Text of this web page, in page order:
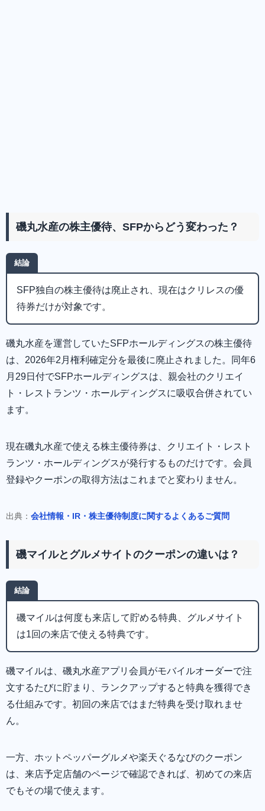
磯丸水産の株主優待、SFPからどう変わった？
結論
SFP独自の株主優待は廃止され、現在はクリレスの優
待券だけが対象です。
磯丸水産を運営していたSFPホールディングスの株主優待
は、2026年2月権利確定分を最後に廃止されました。同年6
月29日付でSFPホールディングスは、親会社のクリエイ
ト・レストランツ・ホールディングスに吸収合併されてい
ます。
現在磯丸水産で使える株主優待券は、クリエイト・レスト
ランツ・ホールディングスが発行するものだけです。会員
登録やクーポンの取得方法はこれまでと変わりません。
出典： 会社情報・IR・株主優待制度に関するよくあるご質問
磯マイルとグルメサイトのクーポンの違いは？
結論
磯マイルは何度も来店して貯める特典、グルメサイト
は1回の来店で使える特典です。
磯マイルは、磯丸水産アプリ会員がモバイルオーダーで注
文するたびに貯まり、ランクアップすると特典を獲得でき
る仕組みです。初回の来店ではまだ特典を受け取れませ
ん。
一方、ホットペッパーグルメや楽天ぐるなびのクーポン
は、来店予定店舗のページで確認できれば、初めての来店
でもその場で使えます。